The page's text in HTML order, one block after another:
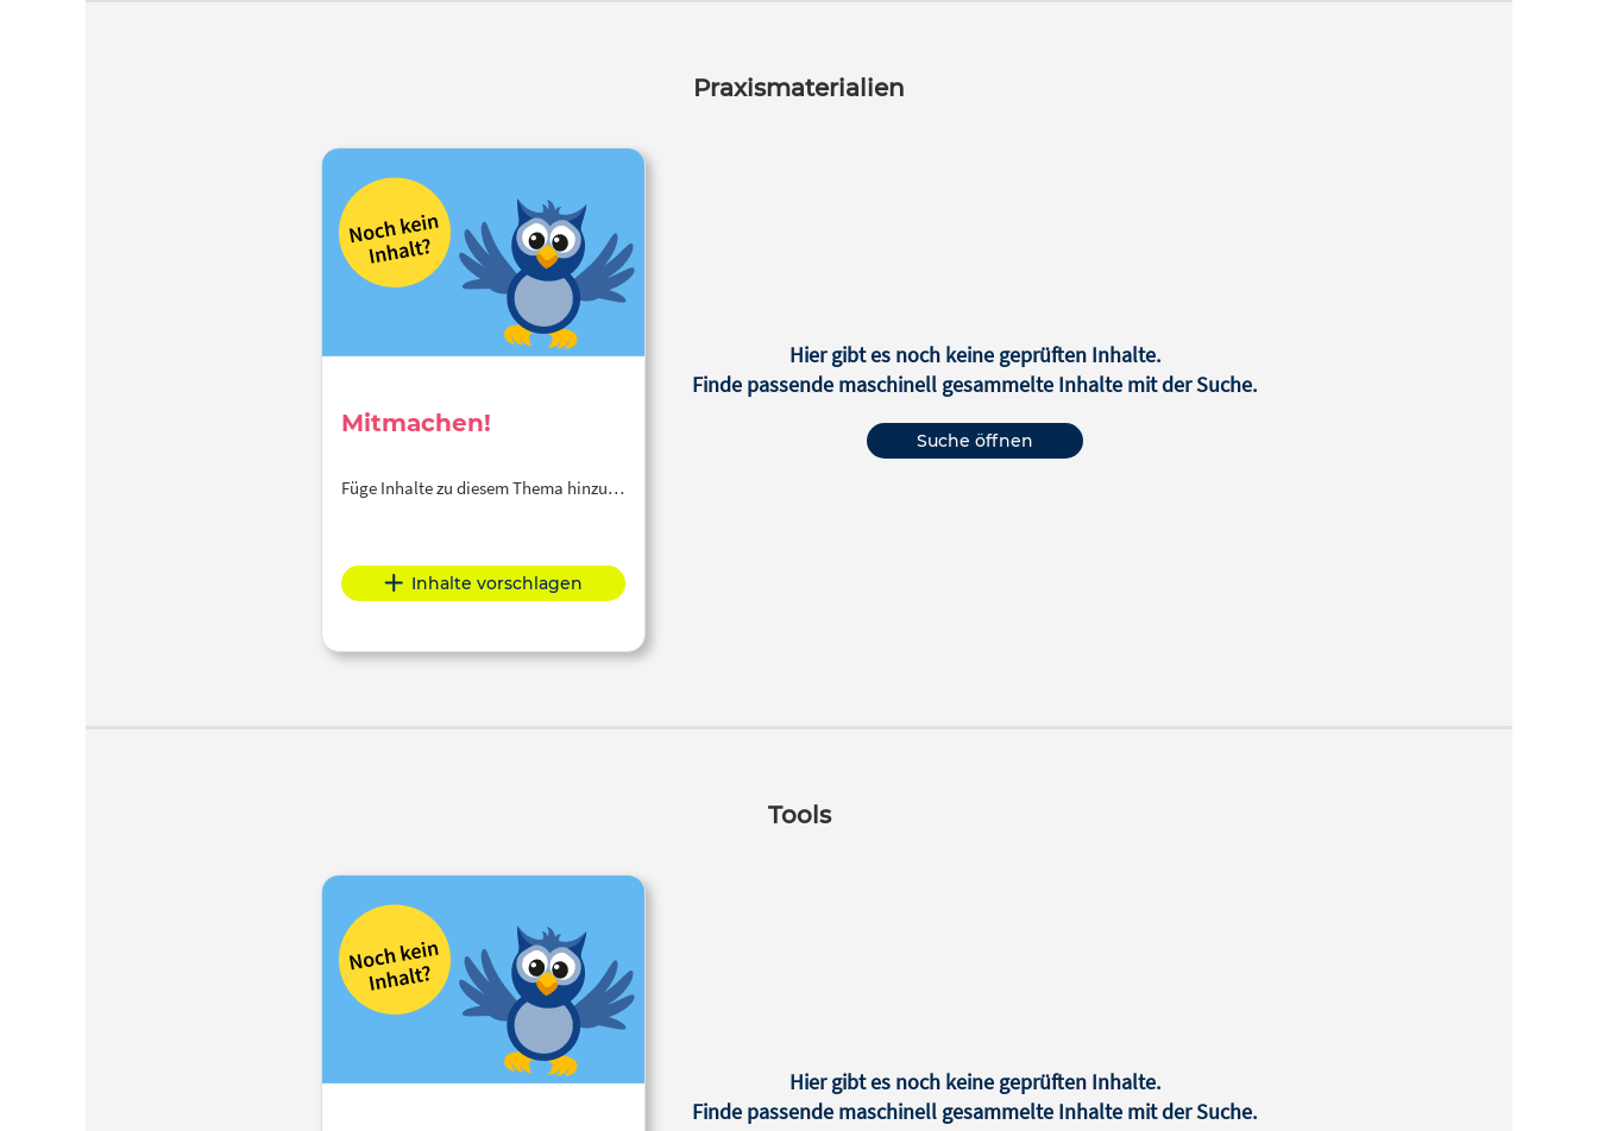
Praxismaterialien
Mitmachen!
Füge Inhalte zu diesem Thema hinzu…
Inhalte vorschlagen
Hier gibt es noch keine geprüften Inhalte.
Finde passende maschinell gesammelte Inhalte mit der Suche.
Suche öffnen
Tools
Hier gibt es noch keine geprüften Inhalte.
Finde passende maschinell gesammelte Inhalte mit der Suche.